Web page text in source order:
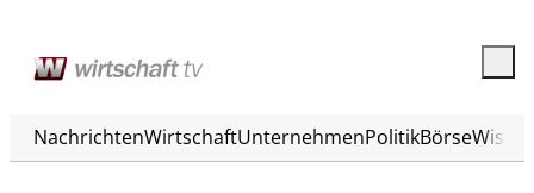
NachrichtenWirtschaftUnternehmenPolitikBörse